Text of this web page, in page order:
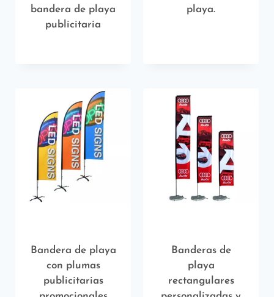
bandera de playa
publicitaria
playa.
Bandera de playa
con plumas
publicitarias
Banderas de
playa
rectangulares